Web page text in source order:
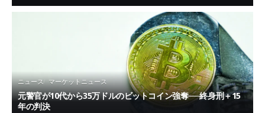
ニュース マーケットニュース
元警官が10代から35万ドルのビットコイン強奪──終身刑＋15
年の判決